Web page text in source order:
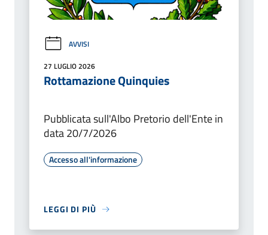
AVVISI
27 LUGLIO 2026
Rottamazione Quinquies
Pubblicata sull'Albo Pretorio dell'Ente in
data 20/7/2026
Accesso all'informazione
LEGGI DI PIÙ